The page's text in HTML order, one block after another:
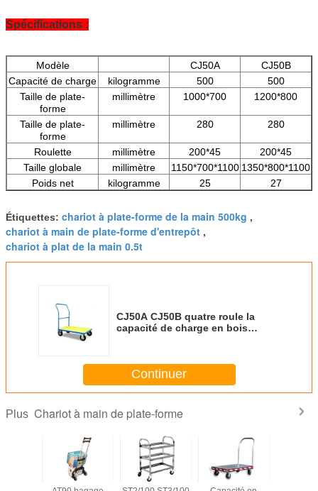
Spécifications :
Modèle CJ50A
CJ50B
Capacité de charge
kilogramme 500
500
Taille de plate-
forme
millimètre 1000*700 1200*800
Taille de plate-
forme
millimètre 280 280
Roulette millimètre 200*45
200*45
Taille globale
millimètre 1150*700*1100 1350*800*1100
Poids net
kilogramme 25 27
Étiquettes: chariot à plate-forme de la main 500kg ,
chariot à main de plate-forme d'entrepôt ,
chariot à plat de la main 0.5t
CJ50A CJ50B quatre roule la
capacité de charge en bois
Continuer
Plus Chariot à main de plate-forme